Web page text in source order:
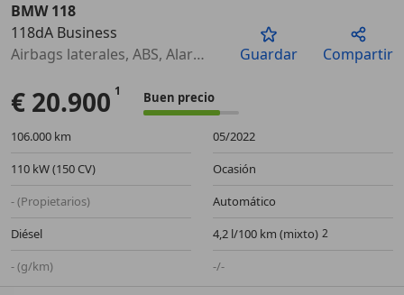
Anterior
BMW 118
118dA Business
Airbags laterales, ABS, Alarma, ESP, Elevalunas eléctrico, Aire Acondicionado, Sensor de lluvia, Bluetooth
Guardar Compartir
€ 20.900 Buen precio
106.000 km
05/2022
110 kW (150 CV)
Ocasión
- (Propietarios)
Automático
Diésel
4,2 l/100 km (mixto)
- (g/km)
-/-